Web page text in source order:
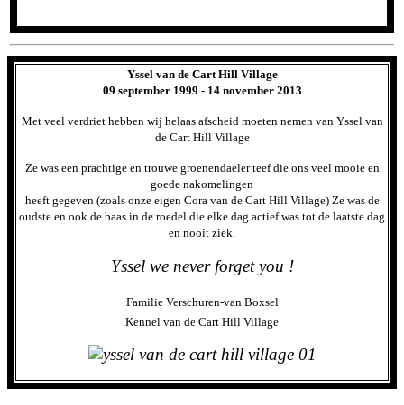
Yssel van de Cart Hill Village
09 september 1999 - 14 november 2013
Met veel verdriet hebben wij helaas afscheid moeten nemen van Yssel van
de Cart Hill Village
Ze was een prachtige en trouwe groenendaeler teef die ons veel mooie en
goede nakomelingen
heeft gegeven (zoals onze eigen Cora van de Cart Hill Village) Ze was de
oudste en ook de baas in de roedel die elke dag actief was tot de laatste dag
en nooit ziek.
Yssel we never forget you !
Familie Verschuren-van Boxsel
Kennel van de Cart Hill Village